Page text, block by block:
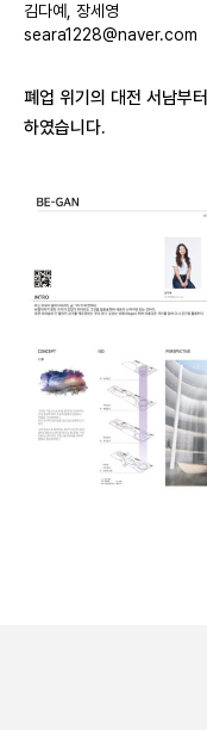
김다예, 장세영
seara1228@naver.com
폐업 위기의 대전 서남부
하였습니다.